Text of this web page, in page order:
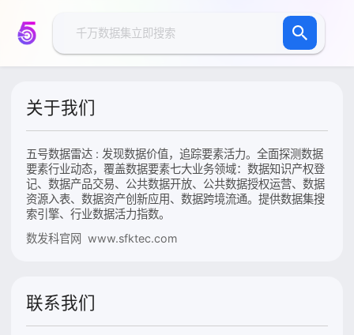
关于我们
五号数据雷达 : 发现数据价值，追踪要素活力。全面探测数据
要素行业动态，覆盖数据要素七大业务领域：数据知识产权登
记、数据产品交易、公共数据开放、公共数据授权运营、数据
资源入表、数据资产创新应用、数据跨境流通。提供数据集搜
索引擎、行业数据活力指数。
数发科官网 www.sfktec.com
联系我们